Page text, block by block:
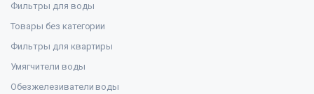
Фильтры для воды
Товары без категории
Фильтры для квартиры
Умягчители воды
Обезжелезиватели воды